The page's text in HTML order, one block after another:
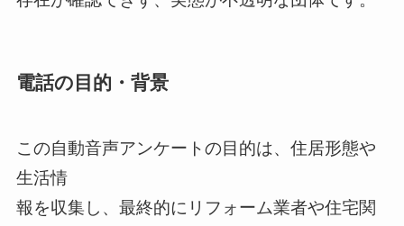
電話の目的・背景
この自動音声アンケートの目的は、住居形態や
生活情
報を収集し、最終的にリフォーム業者や住宅関